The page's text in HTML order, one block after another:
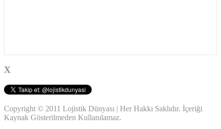
X
Copyright © 2011 Lojistik Dünyası | Her Hakkı Saklıdır. İçeriği
Kaynak Gösterilmeden Kullanılamaz.